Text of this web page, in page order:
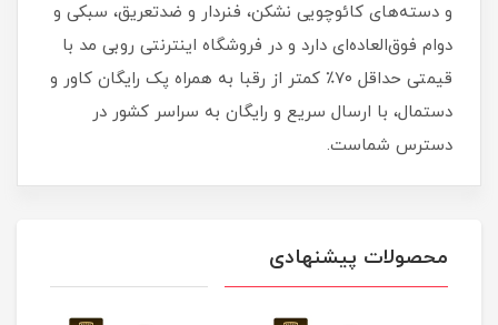
و دسته‌های کائوچویی نشکن، فنردار و ضدتعریق، سبکی و
دوام فوق‌العاده‌ای دارد و در فروشگاه اینترنتی روبی مد با
قیمتی حداقل ۷۰٪ کمتر از رقبا به همراه پک رایگان کاور و
دستمال، با ارسال سریع و رایگان به سراسر کشور در
دسترس شماست.
محصولات پیشنهادی